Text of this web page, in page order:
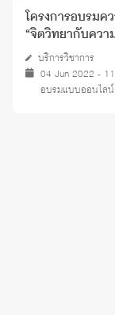
โครง
สมอง
บริก
11